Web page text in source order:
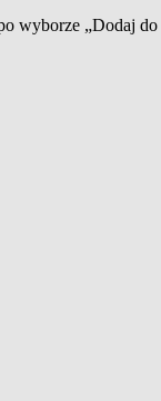
wyborze „Dodaj